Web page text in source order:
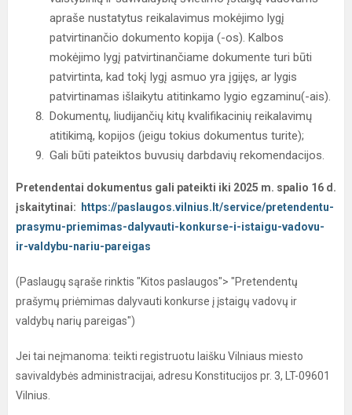
apraše nustatytus reikalavimus mokėjimo lygį
patvirtinančio dokumento kopija (-os). Kalbos
mokėjimo lygį patvirtinančiame dokumente turi būti
patvirtinta, kad tokį lygį asmuo yra įgijęs, ar lygis
patvirtinamas išlaikytu atitinkamo lygio egzaminu(-ais).
Dokumentų, liudijančių kitų kvalifikacinių reikalavimų
atitikimą, kopijos (jeigu tokius dokumentus turite);
Gali būti pateiktos buvusių darbdavių rekomendacijos.
Pretendentai dokumentus gali pateikti iki 2025 m. spalio 16 d.
įskaitytinai:
https://paslaugos.vilnius.lt/service/pretendentu-
prasymu-priemimas-dalyvauti-konkurse-i-istaigu-vadovu-
ir-valdybu-nariu-pareigas
(Paslaugų sąraše rinktis "Kitos paslaugos"> "Pretendentų
prašymų priėmimas dalyvauti konkurse į įstaigų vadovų ir
valdybų narių pareigas")
Jei tai neįmanoma: teikti registruotu laišku Vilniaus miesto
savivaldybės administracijai, adresu Konstitucijos pr. 3, LT-09601
Vilnius.